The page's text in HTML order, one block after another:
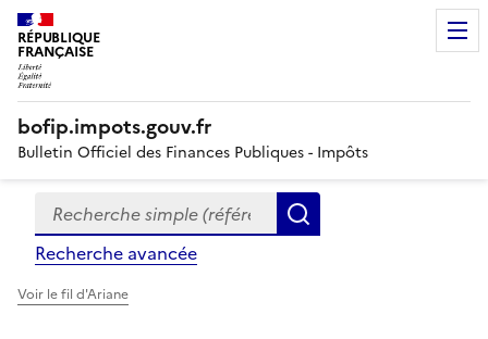
RÉPUBLIQUE
FRANÇAISE
bofip.impots.gouv.fr
Bulletin Officiel des Finances Publiques - Impôts
Formulaire
de
recherche
Recherche simple (références, mots clés, partie du
Recherche avancée
Voir le fil d'Ariane